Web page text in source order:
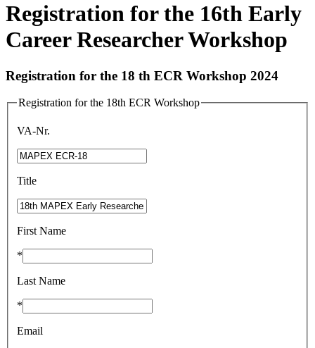
Registration for the 16th Early
Career Researcher Workshop
Registration for the 18 th ECR Workshop 2024
Registration for the 18th ECR Workshop
VA-Nr.
Title
First Name
*
Last Name
*
Email